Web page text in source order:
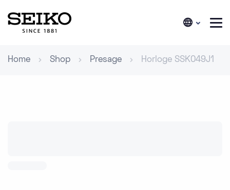
Home Shop Presage Horloge SSK049J1